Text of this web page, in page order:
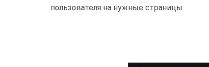
пользователя на нужные страницы.